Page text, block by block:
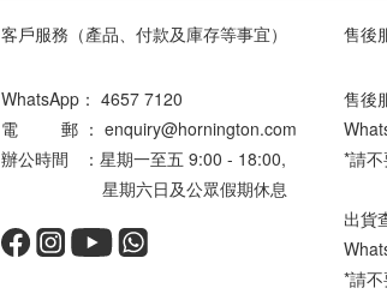
客戶服務（產品、付款及庫存等事宜）
WhatsApp： 4657 7120
電 郵 ： enquiry@hornington.com
辦公時間 ：星期一至五 9:00 - 18:00,
星期六日及公眾假期休息
售後
售後
*請
出貨
*請